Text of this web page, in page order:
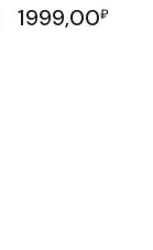
1999,00₽